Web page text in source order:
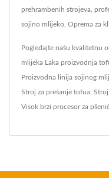
prehrambenih strojeva,
sojino mlijeko, Oprema za
Pogledajte našu kvalitetnu
mlijeka Laka proizvodnja
Proizvodna linija sojinog
Stroj za prešanje tofua, Stroj
Visok brzi procesor za